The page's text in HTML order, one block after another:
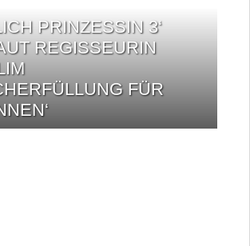
PRINZESSIN 3‘
REGISSEURIN
FÜR